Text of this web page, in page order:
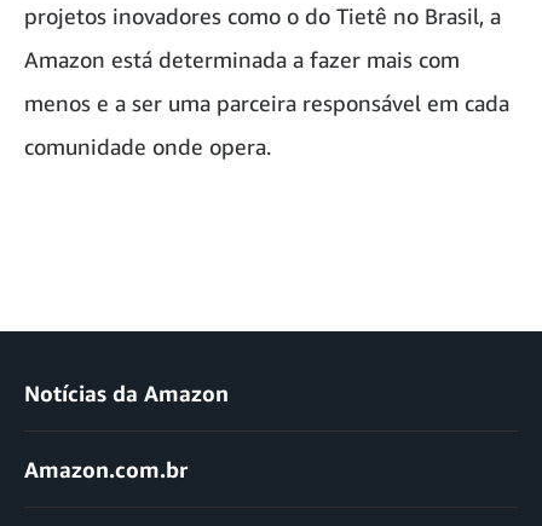
projetos inovadores como o do Tietê no Brasil, a
Amazon está determinada a fazer mais com
menos e a ser uma parceira responsável em cada
comunidade onde opera.
Notícias da Amazon
Amazon.com.br